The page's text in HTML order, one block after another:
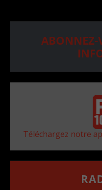
ABONNEZ-
Téléchargez notre